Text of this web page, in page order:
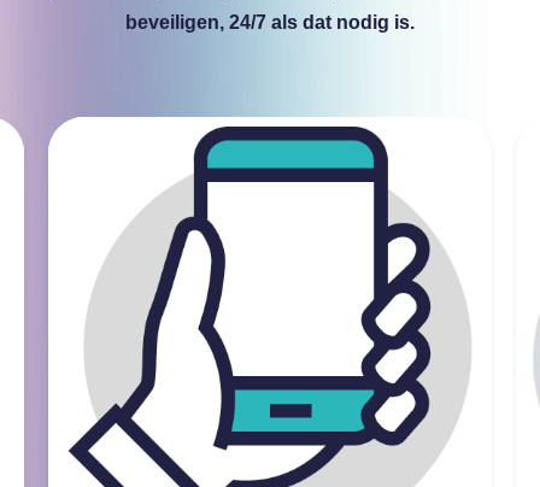
beveiligen, 24/7 als dat nodig is.